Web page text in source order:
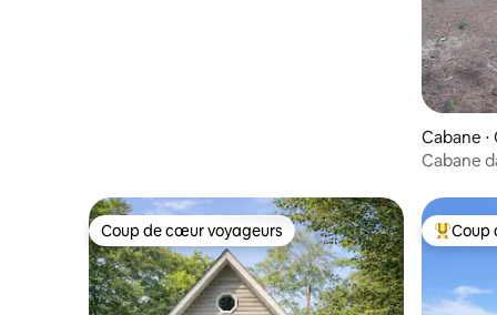
Cabane
Cabane
Coup de cœur voyageurs
Coup de cœur voyageurs Coups
Coup